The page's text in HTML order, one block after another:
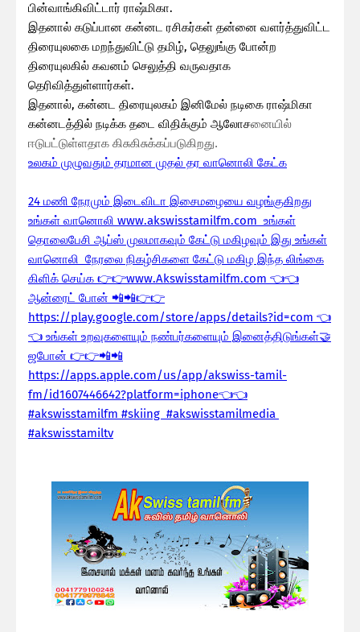
பின்வாங்கிவிட்டார் ராஷ்மிகா.
இதனால் கடுப்பான கன்னட ரசிகர்கள் தன்னை வளர்த்துவிட்ட
திரையுலகை மறந்துவிட்டு தமிழ், தெலுங்கு போன்ற
திரையுலகில் கவனம் செலுத்தி வருவதாக
தெரிவித்துள்ளார்கள்.
இதனால், கன்னட திரையுலகம் இனிமேல் நடிகை ராஷ்மிகா
கன்னடத்தில் நடிக்க தடை விதிக்கும் ஆலோசனையில்
ஈடுபட்டுள்ளதாக கிசுகிசுக்கப்படுகிறது.
உலகம் முழுவதும் தரமான முதல் தர வானொலி கேட்க
24 மணி நேரமும் இடைவிடா இசைமழையை வழங்குகிறது
உங்கள் வானொலி www.akswisstamilfm.com உங்கள்
தொலைபேசி ஆப்ஸ் முலமாகவும் கேட்டு மகிழவும் இது உங்கள்
வானொலி நேரலை நிகழ்சிகளை கேட்டு மகிழ இந்த லிங்கை
கிளிக் செய்க 👉👉www.Akswisstamilfm.com 👈👈
ஆன்ரைட் போன் 📲📲👉👉
https://play.google.com/store/apps/details?id=com 👈
👈 உங்கள் உறவுகளையும் நண்பர்களையும் இனைத்திடுங்கள்🤝
ஜபோன் 👉👉📲📲
https://apps.apple.com/us/app/akswiss-tamil-
fm/id1607446642?platform=iphone👈👈
#akswisstamilfm #skiing #akswisstamilmedia
#akswisstamiltv